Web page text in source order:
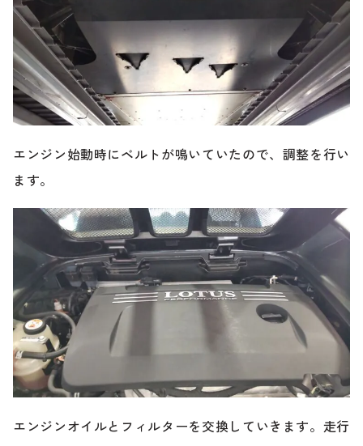
エンジン始動時にベルトが鳴いていたので、調整を行い
ます。
エンジンオイルとフィルターを交換していきます。走行